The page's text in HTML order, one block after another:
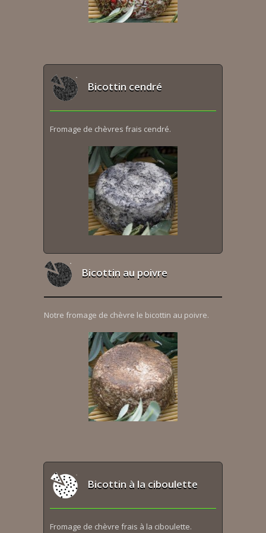
Bicottin cendré
Fromage de chèvres frais cendré.
Bicottin au poivre
Notre fromage de chèvre le bicottin au poivre.
Bicottin à la ciboulette
Fromage de chèvre frais à la ciboulette.